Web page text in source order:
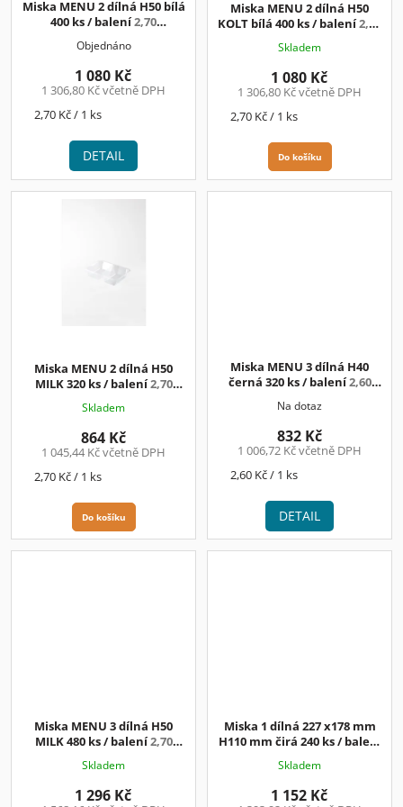
Miska MENU 2 dílná H50 bílá
400 ks / balení2,70
Objednáno
1 306,80 Kč včetně DPH
1 080 Kč
Měrná
2,70 Kč / 1 ks
DETAIL
Miska MENU 2 dílná H50
KOLT bílá 400 ks / balení2,70
Skladem
1 306,80 Kč včetně DPH
1 080 Kč
Měrná
2,70 Kč / 1 ks
Do košíku
Miska MENU 2 dílná H50
MILK 320 ks / balení2,70
Skladem
1 045,44 Kč včetně DPH
864 Kč
Měrná
2,70 Kč / 1 ks
Do košíku
Miska MENU 3 dílná H40
černá 320 ks / balení2,60
Na dotaz
1 006,72 Kč včetně DPH
832 Kč
Měrná
2,60 Kč / 1 ks
DETAIL
Miska MENU 3 dílná H50
MILK 480 ks / balení2,70
Skladem
1 296 Kč
Miska 1 dílná 227 x178 mm
H110 mm čirá 240 ks / balení
Skladem
1 152 Kč